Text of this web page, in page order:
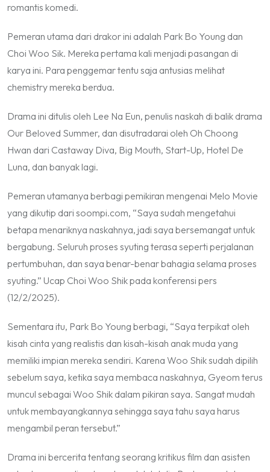
romantis komedi.
Pemeran utama dari drakor ini adalah Park Bo Young dan
Choi Woo Sik. Mereka pertama kali menjadi pasangan di
karya ini. Para penggemar tentu saja antusias melihat
chemistry mereka berdua.
Drama ini ditulis oleh Lee Na Eun, penulis naskah di balik drama
Our Beloved Summer, dan disutradarai oleh Oh Choong
Hwan dari Castaway Diva, Big Mouth, Start-Up, Hotel De
Luna, dan banyak lagi.
Pemeran utamanya berbagi pemikiran mengenai Melo Movie
yang dikutip dari soompi.com, “Saya sudah mengetahui
betapa menariknya naskahnya, jadi saya bersemangat untuk
bergabung. Seluruh proses syuting terasa seperti perjalanan
pertumbuhan, dan saya benar-benar bahagia selama proses
syuting.” Ucap Choi Woo Shik pada konferensi pers
(12/2/2025).
Sementara itu, Park Bo Young berbagi, “Saya terpikat oleh
kisah cinta yang realistis dan kisah-kisah anak muda yang
memiliki impian mereka sendiri. Karena Woo Shik sudah dipilih
sebelum saya, ketika saya membaca naskahnya, Gyeom terus
muncul sebagai Woo Shik dalam pikiran saya. Sangat mudah
untuk membayangkannya sehingga saya tahu saya harus
mengambil peran tersebut.”
Drama ini bercerita tentang seorang kritikus film dan asisten